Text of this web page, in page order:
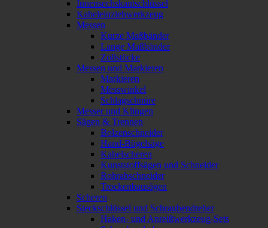
Innensechskantschlüssel
Kabeleinziehwerkzeug
Messen
Kurze Maßbänder
Lange Maßbänder
Zollstöcke
Messen und Markieren
Markieren
Messwinkel
Schlagschnüre
Messer und Klingen
Sägen & Trennen
Bolzenschneider
Hand-Bügelsäge
Kabelscheren
Kunststoffsägen und Schneider
Rohrabschneider
Trockenbausägen
Scheren
Steckschlüssel und Schraubendreher
Haken- und Anreißwerkzeug-Sets